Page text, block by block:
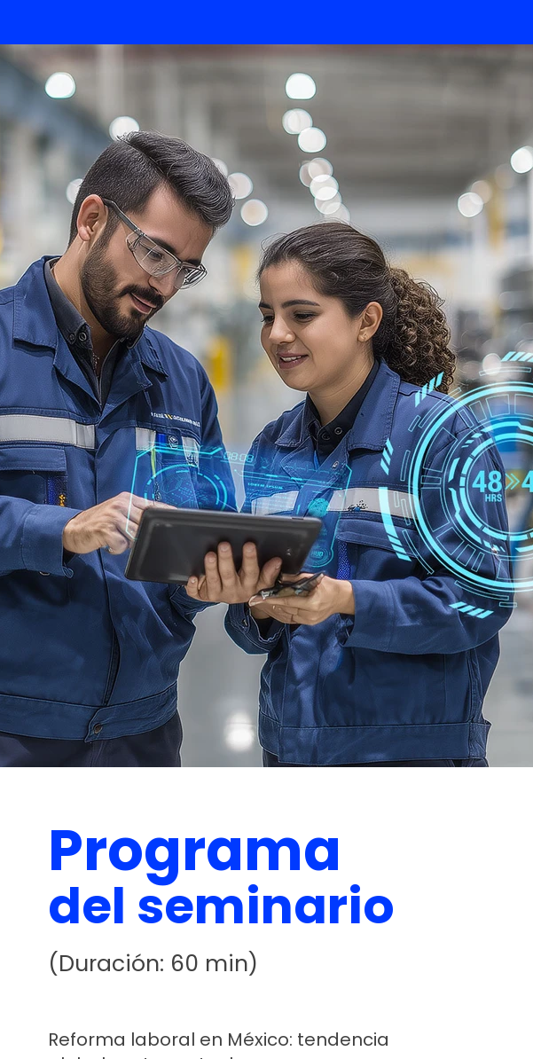
Programa
del seminario
(Duración: 60 min)
Reforma laboral en México: tendencia